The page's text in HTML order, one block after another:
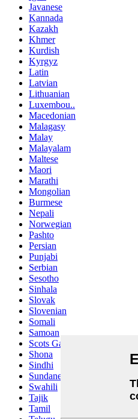
Javanese
Kannada
Kazakh
Khmer
Kurdish
Kyrgyz
Latin
Latvian
Lithuanian
Luxembou..
Macedonian
Malagasy
Malay
Malayalam
Maltese
Maori
Marathi
Mongolian
Burmese
Nepali
Norwegian
Pashto
Persian
Punjabi
Serbian
Sesotho
Sinhala
Slovak
Slovenian
Somali
Samoan
Scots Gaelic
Shona
Sindhi
Sundanese
Swahili
Tajik
Tamil